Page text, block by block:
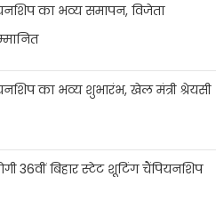
का भव्य समापन, विजेता
का भव्य शुभारंभ, खेल मंत्री श्रेयसी
36वीं बिहार स्टेट शूटिंग चैंपियनशिप